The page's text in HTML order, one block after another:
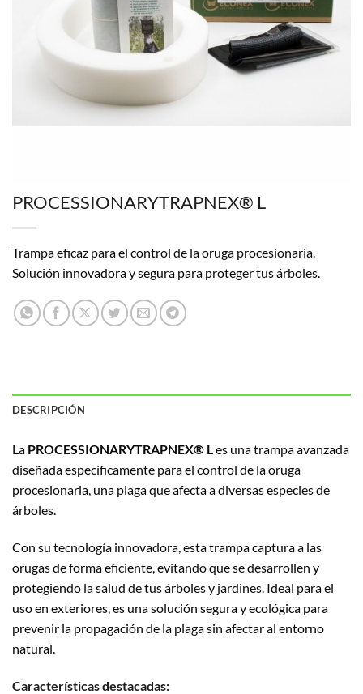
PROCESSIONARYTRAPNEX® L
Trampa eficaz para el control de la oruga procesionaria.
Solución innovadora y segura para proteger tus árboles.
DESCRIPCIÓN
La PROCESSIONARYTRAPNEX® Les una trampa avanzada
diseñada específicamente para el control de la oruga
procesionaria, una plaga que afecta a diversas especies de
árboles.
Con su tecnología innovadora, esta trampa captura a las
orugas de forma eficiente, evitando que se desarrollen y
protegiendo la salud de tus árboles y jardines. Ideal para el
uso en exteriores, es una solución segura y ecológica para
prevenir la propagación de la plaga sin afectar al entorno
natural.
Características destacadas: